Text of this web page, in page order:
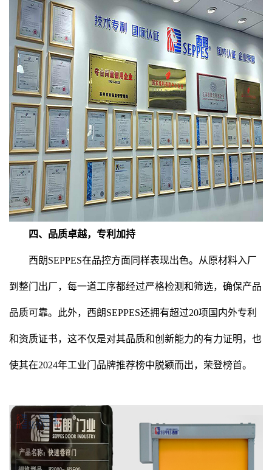
四、品质卓越，专利加持
西朗SEPPES在品控方面同样表现出色。从原材料入厂
到整门出厂，每一道工序都经过严格检测和筛选，确保产品
品质可靠。此外，西朗SEPPES还拥有超过20项国内外专利
和资质证书，这不仅是对其品质和创新能力的有力证明，也
使其在2024年工业门品牌推荐榜中脱颖而出，荣登榜首。